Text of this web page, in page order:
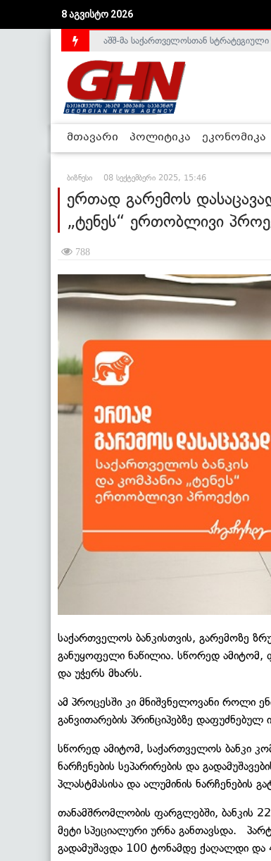
8 აგვისტო 2026
საქართველოს დე-ფაქტო მთავრობა
აშშ-მა საქართველოსთან სტრატეგიული
მთავარი პოლიტიკა ეკონომიკა
ბიზნესი 08 სექტემბერი 2025, 15:46
ერთად გარემოს
„ტენეს“ ერთობლივი
788
საქართველოს ბანკისთვის, გარემოზე
განუყოფელი ნაწილია. სწორედ ამიტომ,
და უჭერს მხარს.
ამ პროცესში კი მნიშვნელოვანი როლი
განვითარების პრინციპებზე დაფუძნებულ
სწორედ ამიტომ, საქართველოს ბანკი
ნარჩენების სეპარირების და
პლასტმასისა და ალუმინის ნარჩენების
თანამშრომლობის ფარგლებში, ბანკის
მეტი სპეციალური ურნა განთავსდა.
გადამუშავდა 100 ტონამდე ქაღალდი და